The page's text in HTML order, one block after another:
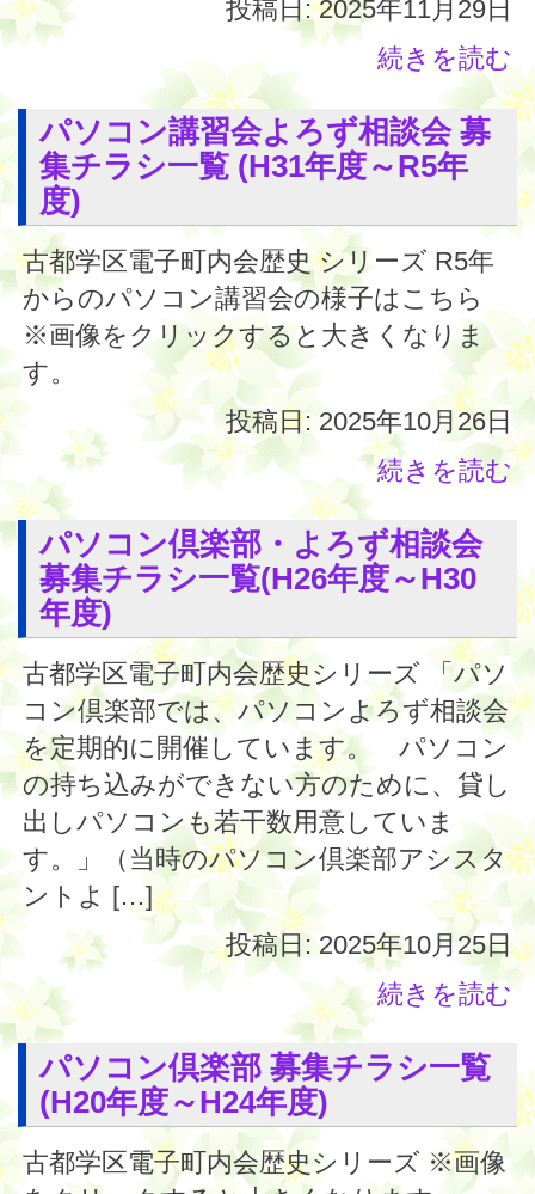
投稿日: 2025年11月29日
続きを読む
パソコン講習会よろず相談会 募
集チラシ一覧 (H31年度～R5年
度)
古都学区電子町内会歴史 シリーズ R5年
からのパソコン講習会の様子はこちら
※画像をクリックすると大きくなりま
す。
投稿日: 2025年10月26日
続きを読む
パソコン倶楽部・よろず相談会
募集チラシ一覧(H26年度～H30
年度)
古都学区電子町内会歴史シリーズ 「パソ
コン倶楽部では、パソコンよろず相談会
を定期的に開催しています。 パソコン
の持ち込みができない方のために、貸し
出しパソコンも若干数用意していま
す。」（当時のパソコン倶楽部アシスタ
ントよ […]
投稿日: 2025年10月25日
続きを読む
パソコン倶楽部 募集チラシ一覧
(H20年度～H24年度)
古都学区電子町内会歴史シリーズ ※画像